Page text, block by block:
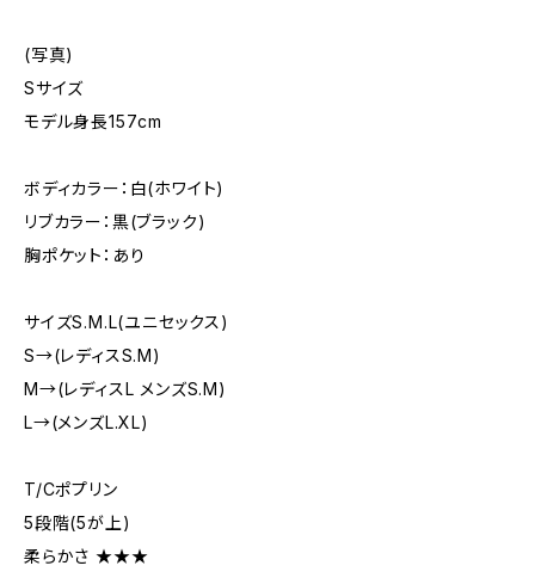
(写真)
Sサイズ
モデル身長157cm
ボディカラー：白(ホワイト)
リブカラー：黒(ブラック)
胸ポケット：あり
サイズS.M.L(ユニセックス)
S→(レディスS.M)
M→(レディスL メンズS.M)
L→(メンズL.XL)
T/Cポプリン
5段階(5が上)
柔らかさ ★★★